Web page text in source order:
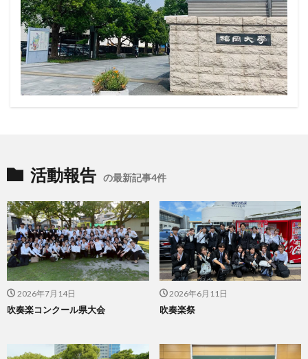
活動報告 の最新記事4件
2026年7月14日
吹奏楽コンクール県大会
2026年6月11日
吹奏楽祭